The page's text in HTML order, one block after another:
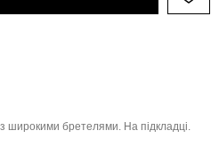
широкими бретелями. На підкладці.